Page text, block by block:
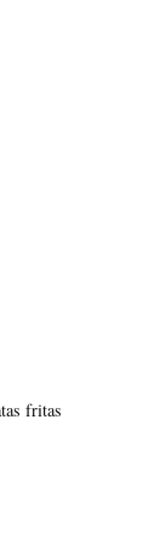
fritas